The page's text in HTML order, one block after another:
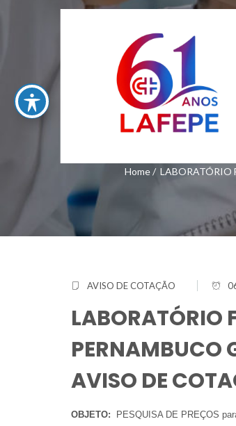
Home/ LABORATÓRIO
AVISO DE COTAÇÃO
LABORATÓRIO
PERNAMBUCO
AVISO DE
OBJETO: PESQUISA DE PREÇOS